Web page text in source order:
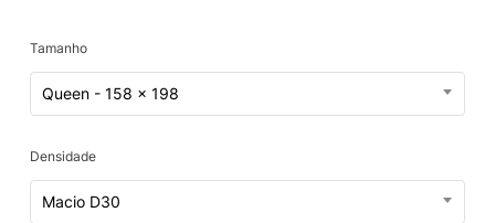
Tamanho
Queen - 158 x 198
Densidade
Macio D30